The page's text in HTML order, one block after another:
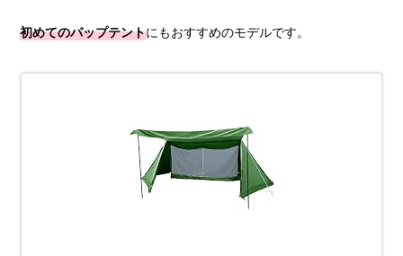
初めてのパップテントにもおすすめのモデルです。